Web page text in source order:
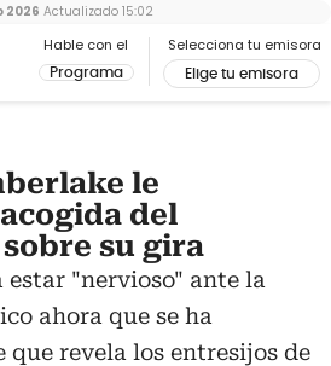
Hable con el
Programa
Selecciona tu emisora
Elige tu emisora
2026 Actualizado 15:02
le
del
su gira
estar "nervioso" ante la
ahora que se ha
que revela los entresijos de